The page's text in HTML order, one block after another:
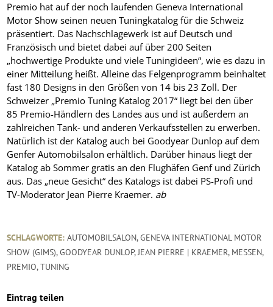
Premio hat auf der noch laufenden Geneva International
Motor Show seinen neuen Tuningkatalog für die Schweiz
präsentiert. Das Nachschlagewerk ist auf Deutsch und
Französisch und bietet dabei auf über 200 Seiten
„hochwertige Produkte und viele Tuningideen“, wie es dazu in
einer Mitteilung heißt. Alleine das Felgenprogramm beinhaltet
fast 180 Designs in den Größen von 14 bis 23 Zoll. Der
Schweizer „Premio Tuning Katalog 2017“ liegt bei den über
85 Premio-Händlern des Landes aus und ist außerdem an
zahlreichen Tank- und anderen Verkaufsstellen zu erwerben.
Natürlich ist der Katalog auch bei Goodyear Dunlop auf dem
Genfer Automobilsalon erhältlich. Darüber hinaus liegt der
Katalog ab Sommer gratis an den Flughäfen Genf und Zürich
aus. Das „neue Gesicht“ des Katalogs ist dabei PS-Profi und
TV-Moderator Jean Pierre Kraemer. ab
SCHLAGWORTE: AUTOMOBILSALON,GENEVA INTERNATIONAL MOTOR
SHOW (GIMS),GOODYEAR DUNLOP,JEAN PIERRE | KRAEMER, MESSEN,
PREMIO,TUNING
Eintrag teilen